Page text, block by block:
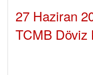
27 Haziran
TCMB Döviz